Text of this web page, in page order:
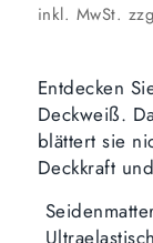
inkl. MwSt.
Entdecken
Deckweiß.
blättert sie
Deckkraft